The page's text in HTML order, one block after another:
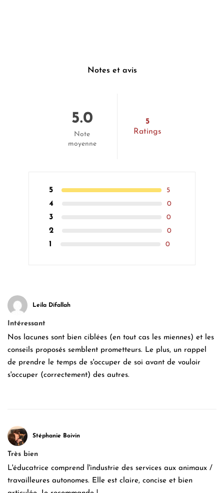
Notes et avis
5.0
Note
moyenne
5
Ratings
5 5
4 0
3 0
2 0
1 0
Leila Difallah
Intéressant
Nos lacunes sont bien ciblées (en tout cas les miennes) et les
conseils proposés semblent prometteurs. Le plus, un rappel
de prendre le temps de s'occuper de soi avant de vouloir
s'occuper (correctement) des autres.
Stéphanie Boivin
Très bien
L'éducatrice comprend l'industrie des services aux animaux /
travailleures autonomes. Elle est claire, concise et bien